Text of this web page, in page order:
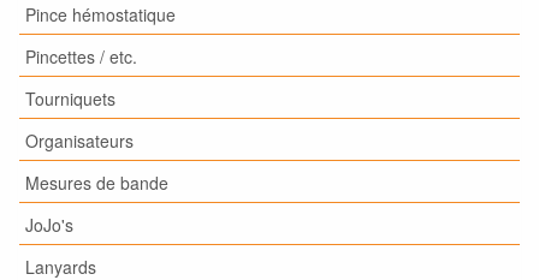
Pince hémostatique
Pincettes / etc.
Tourniquets
Organisateurs
Mesures de bande
JoJo's
Lanyards